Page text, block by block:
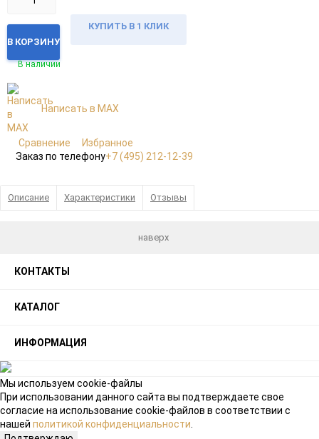
В КОРЗИНУ
КУПИТЬ В 1 КЛИК
В наличии
Написать в MAX
Сравнение
Избранное
Заказ по телефону+7 (495) 212-12-39
Описание Характеристики Отзывы
наверх
КОНТАКТЫ
КАТАЛОГ
ИНФОРМАЦИЯ
Мы используем cookie-файлы
При использовании данного сайта вы подтверждаете свое
согласие на использование cookie-файлов в соответствии с
нашей политикой конфиденциальности